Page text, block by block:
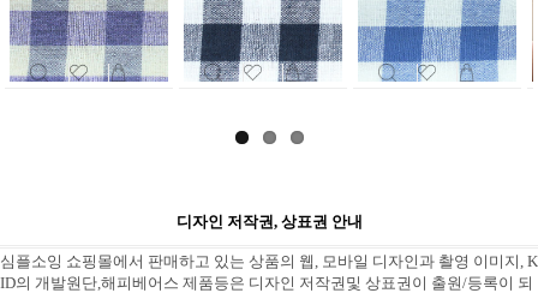
디자인 저작권, 상표권 안내
심플소잉 쇼핑몰에서 판매하고 있는 상품의 웹, 모바일 디자인과 촬영 이미지, K
ID의 개발원단,해피베어스 제품등은 디자인 저작권및 상표권이 출원/등록이 되